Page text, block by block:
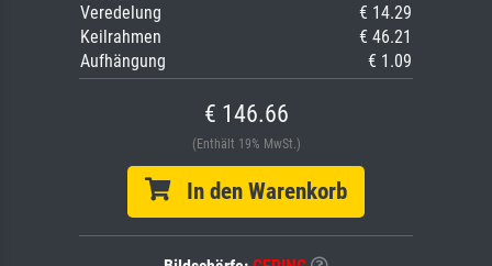
Veredelung
€ 14.29
Keilrahmen
€ 46.21
Aufhängung
€ 1.09
€ 146.66
(Enthält 19% MwSt.)
In den Warenkorb